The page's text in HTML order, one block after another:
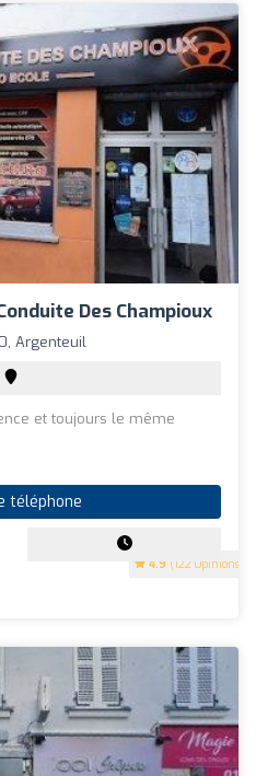
Des Champioux
4.9 (122 Opinions)
Argenteuil
et toujours le même
téléphone